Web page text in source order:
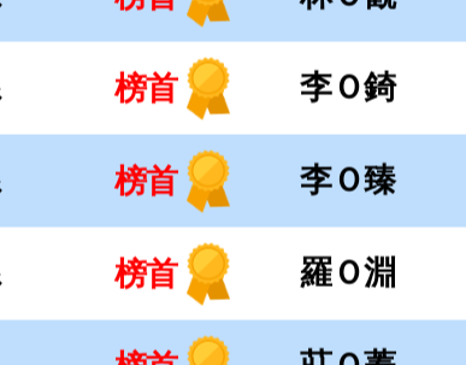
榜首 莊Ｏ蓁
正取 洪Ｏ偉
榜首 柯Ｏ旋
榜首 商Ｏ維